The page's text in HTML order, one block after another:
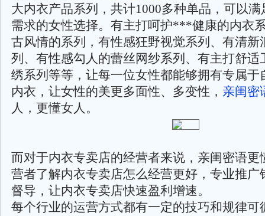
大内衣产品系列，共计1000多种单品，可以
需求的女性选择。有主打呵护***健康的内衣
古风情的系列，有性感狂野视觉系列、有清新
列、有性感勾人的蕾丝网纱系列、有主打舒适
绣系列等等，让每一位女性都能够拥有专属于
内衣，让女性的美更多面性、多变性， 亲闺密
人，更懂女人。
而对于内衣专卖店的经营者来说，亲闺密语更
营者了解内衣专卖店怎么经营更好，专业推广
督导，让内衣专卖店快速盈利增速。
每个行业的运营方式都有一定的技巧和规律可